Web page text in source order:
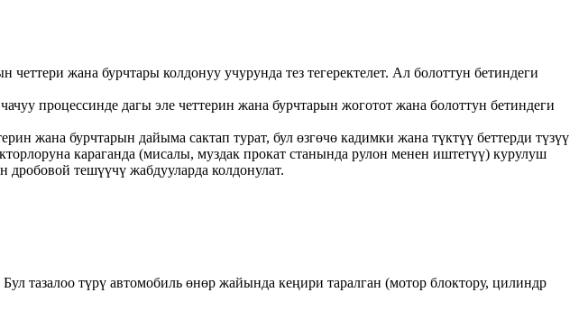
жана бурчтары колдонуу учурунда тез тегеректелет. Ал болоттун бетиндеги
процессинде дагы эле четтерин жана бурчтарын жоготот жана болоттун бетиндеги
жана бурчтарын дайыма сактап турат, бул өзгөчө кадимки жана түктүү беттерди түзүү
караганда (мисалы, муздак прокат станында рулон менен иштетүү) курулуш
тешүүчү жабдууларда колдонулат.
тазалоо түрү автомобиль өнөр жайында кеңири таралган (мотор блоктору, цилиндр